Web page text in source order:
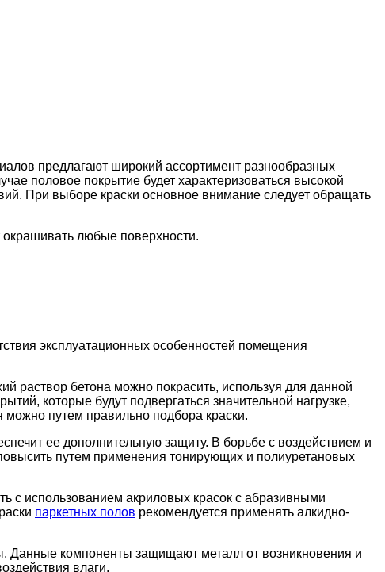
предлагают широкий ассортимент разнообразных
половое покрытие будет характеризоваться высокой
При выборе краски основное внимание следует обращать
окрашивать любые поверхности.
эксплуатационных особенностей помещения
раствор бетона можно покрасить, используя для данной
которые будут подвергаться значительной нагрузке,
можно путем правильно подбора краски.
ее дополнительную защиту. В борьбе с воздействием и
путем применения тонирующих и полиуретановых
с использованием акриловых красок с абразивными
паркетных полов рекомендуется применять алкидно-
Данные компоненты защищают металл от возникновения и
влаги.